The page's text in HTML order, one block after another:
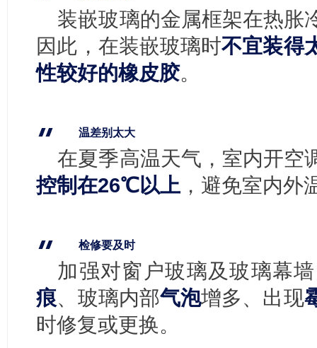
装嵌玻璃的金属框架在热胀
因此，在装嵌玻璃时不宜装得
性较好的橡皮胶。
温差别太大
在夏季高温天气，室内开空
控制在26℃以上 ，避免室内外
检修要及时
加强对窗户玻璃及玻璃幕
痕、玻璃内部气泡增多、出现
时修复或更换。